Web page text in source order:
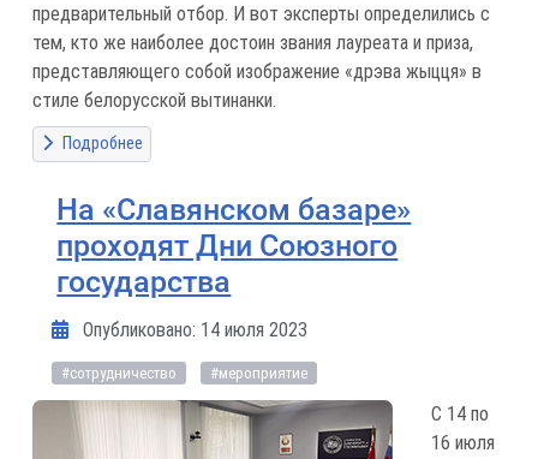
предварительный отбор. И вот эксперты определились с
тем, кто же наиболее достоин звания лауреата и приза,
представляющего собой изображение «дрэва жыцця» в
стиле белорусской вытинанки.
Подробнее
На «Славянском базаре»
проходят Дни Союзного
государства
Информация о материале
Опубликовано: 14 июля 2023
#сотрудничество #мероприятие
С 14 по
16 июля